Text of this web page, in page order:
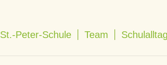
St.-Peter-Schule Team Schulalltag